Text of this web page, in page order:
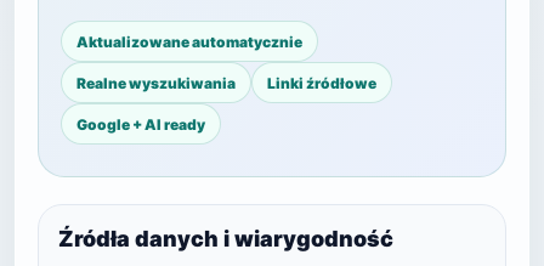
Aktualizowane automatycznie
Realne wyszukiwania Linki źródłowe
Google + AI ready
Źródła danych i wiarygodność